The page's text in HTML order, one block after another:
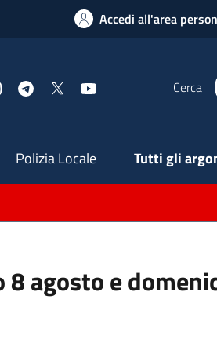
Accedi all'area
InstagramTelegram Cerca
Polizia Locale Tutti gli
agosto e